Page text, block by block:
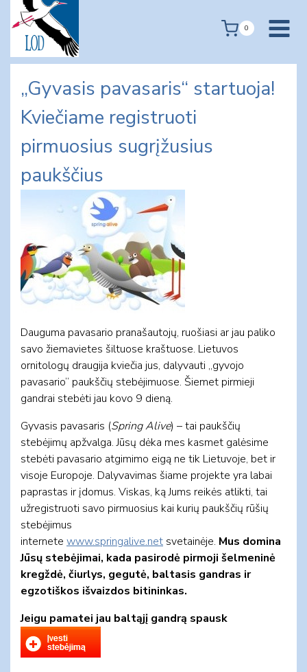
content
0
„Gyvasis pavasaris“ startuoja!
Kviečiame registruoti
pirmuosius sugrįžusius
paukščius
Dauguma pavasario pranašautojų, ruošiasi ar jau paliko
savo žiemavietes šiltuose kraštuose. Lietuvos
ornitologų draugija kviečia jus, dalyvauti „gyvojo
pavasario“ paukščių stebėjimuose. Šiemet pirmieji
gandrai stebėti jau kovo 9 dieną.
Gyvasis pavasaris (Spring Alive) – tai paukščių
stebėjimų apžvalga. Jūsų dėka mes kasmet galėsime
stebėti pavasario atgimimo eigą ne tik Lietuvoje, bet ir
visoje Europoje. Dalyvavimas šiame projekte yra labai
paprastas ir įdomus. Viskas, ką Jums reikės atlikti, tai
užregistruoti savo pirmuosius kai kurių paukščių rūšių
stebėjimus
internete www.springalive.net svetainėje. Mus domina
Jūsų stebėjimai, kada pasirodė pirmoji šelmeninė
kregždė, čiurlys, gegutė, baltasis gandras ir
egzotiškos išvaizdos bitininkas.
Jeigu pamatei jau baltąjį gandrą spausk